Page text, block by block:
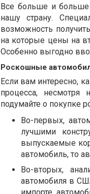
Все больше и больше
нашу страну.
возможность
на которые цены на
Особенно выгодно
Роскошные
Если вам интересно,
процесса, несмотря
подумайте о покупке
Во-первых,
лучшими
выпускаемые
автомобиль, то
Во-вторых,
автомобиля в
импорте